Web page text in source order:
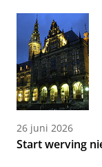
26 juni 2026
Start werving